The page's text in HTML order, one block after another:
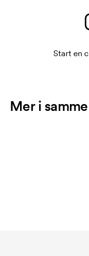
Start en
Mer i